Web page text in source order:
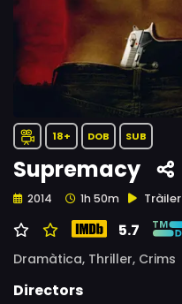
18+ DOB SUB
Supremacy
2014 1h 50m Tràiler
5.7
Dramàtica, Thriller, Crims
Directors